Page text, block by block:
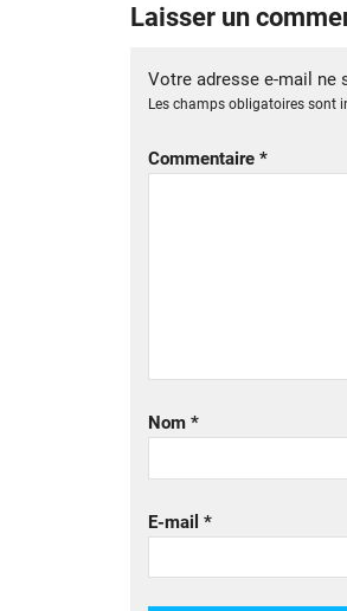
Laisser un
Votre adresse e-mail ne
Les champs obligatoires sont
Commentaire *
Nom *
E-mail *